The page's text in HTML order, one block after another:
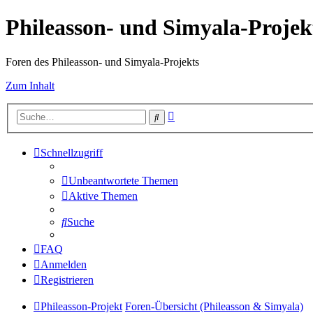
Phileasson- und Simyala-
Foren des Phileasson- und Simyala-Projekts
Zum Inhalt
Suche
Schnellzugriff
Unbeantwortete Themen
Aktive Themen
Suche
FAQ
Anmelden
Registrieren
Phileasson-Projekt Foren-Übersicht (Phileasson & Simyala)